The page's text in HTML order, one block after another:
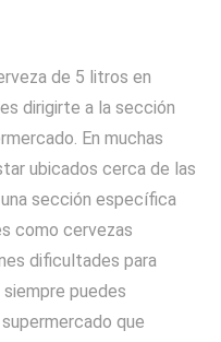
de 5 litros en
dirigirte a la sección
En muchas
ubicados cerca de las
sección específica
como cervezas
dificultades para
puedes
que